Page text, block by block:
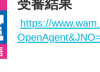
受審結果
https://